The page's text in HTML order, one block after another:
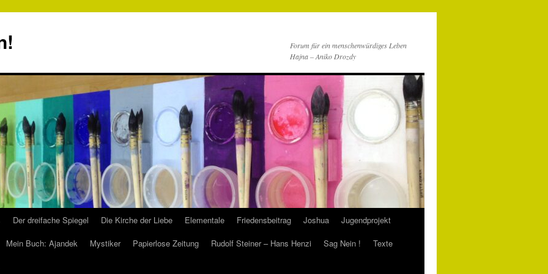
Forum für ein menschenwürdiges Leben
Hajna – Aniko Drozdy
Der dreifache Spiegel Die Kirche der Liebe Elementale Friedensbeitrag Joshua
Jugendprojekt
Mein Buch: Ajandek Mystiker Papierlose Zeitung Rudolf Steiner – Hans Henzi Sag Nein !
Texte